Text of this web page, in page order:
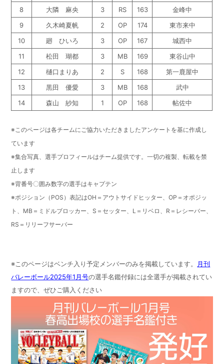
8
大隣 麻央 3 RS 163
金峰中
9
久木崎夏帆 2 OP 174
東市来中
10
廻 ひいろ 3 OP 167
城西中
11
松田 瑚都 3 MB 169
東谷山中
12
樋口まりあ 2 S 168
第一鹿屋中
13
黒田 優愛 3 MB 168
武中
14
森山 紗知 1 OP 168 帖佐中
※このページは各チームにご協力いただきましたアンケートを基に作成し
ています
※集合写真、選手プロフィールはチーム提供です。一切の複製、転載を禁
止します
※背番号〇囲み数字の選手はキャプテン
※ポジション（POS）表記はOH＝アウトサイドヒッター、OP＝オポジッ
ト、MB＝ミドルブロッカー、S＝セッター、L＝リベロ、R＝レシーバー、
RS＝リリーフサーバー
※このページはベンチ入り予定メンバーのみを掲載しています。
月刊
バレーボール2025年1月号の選手名鑑付録には全選手が掲載されてい
ますので、ぜひご購入ください